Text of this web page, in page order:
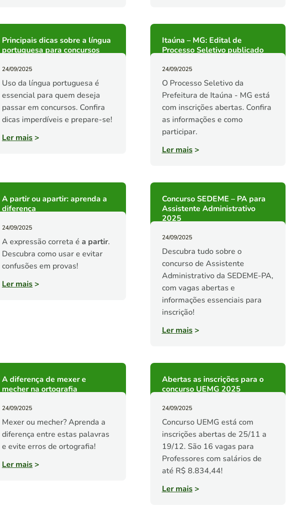
Principais dicas sobre a língua
portuguesa para concursos
24/09/2025
Uso da língua portuguesa é
essencial para quem deseja
passar em concursos. Confira
dicas imperdíveis e prepare-se!
Ler mais>
Itaúna – MG: Edital de
Processo Seletivo publicado
24/09/2025
O Processo Seletivo da
Prefeitura de Itaúna - MG está
com inscrições abertas. Confira
as informações e como
participar.
Ler mais>
A partir ou apartir: aprenda a
diferença
24/09/2025
A expressão correta é a partir.
Descubra como usar e evitar
confusões em provas!
Ler mais>
Concurso SEDEME – PA para
Assistente Administrativo
2025
24/09/2025
Descubra tudo sobre o
concurso de Assistente
Administrativo da SEDEME-PA,
com vagas abertas e
informações essenciais para
inscrição!
Ler mais>
A diferença de mexer e
mecher na ortografia
24/09/2025
Mexer ou mecher? Aprenda a
diferença entre estas palavras
e evite erros de ortografia!
Ler mais>
Abertas as inscrições para o
concurso UEMG 2025
24/09/2025
Concurso UEMG está com
inscrições abertas de 25/11 a
19/12. São 16 vagas para
Professores com salários de
até R$ 8.834,44!
Ler mais>